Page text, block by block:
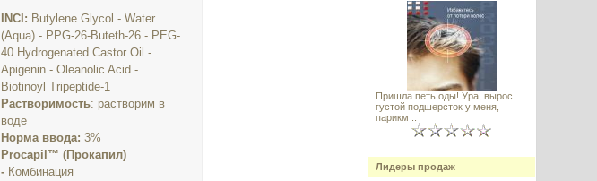
INCI: Butylene Glycol - Water
(Aqua) - PPG-26-Buteth-26 - PEG-
40 Hydrogenated Castor Oil -
Apigenin - Oleanolic Acid -
Biotinoyl Tripeptide-1
Растворимость: растворим в
воде
Норма ввода: 3%
Procapil™ (Прокапил)
-Комбинация
Пришла петь оды! Ура, вырос
густой подшерсток у меня,
парикм ..
Лидеры продаж